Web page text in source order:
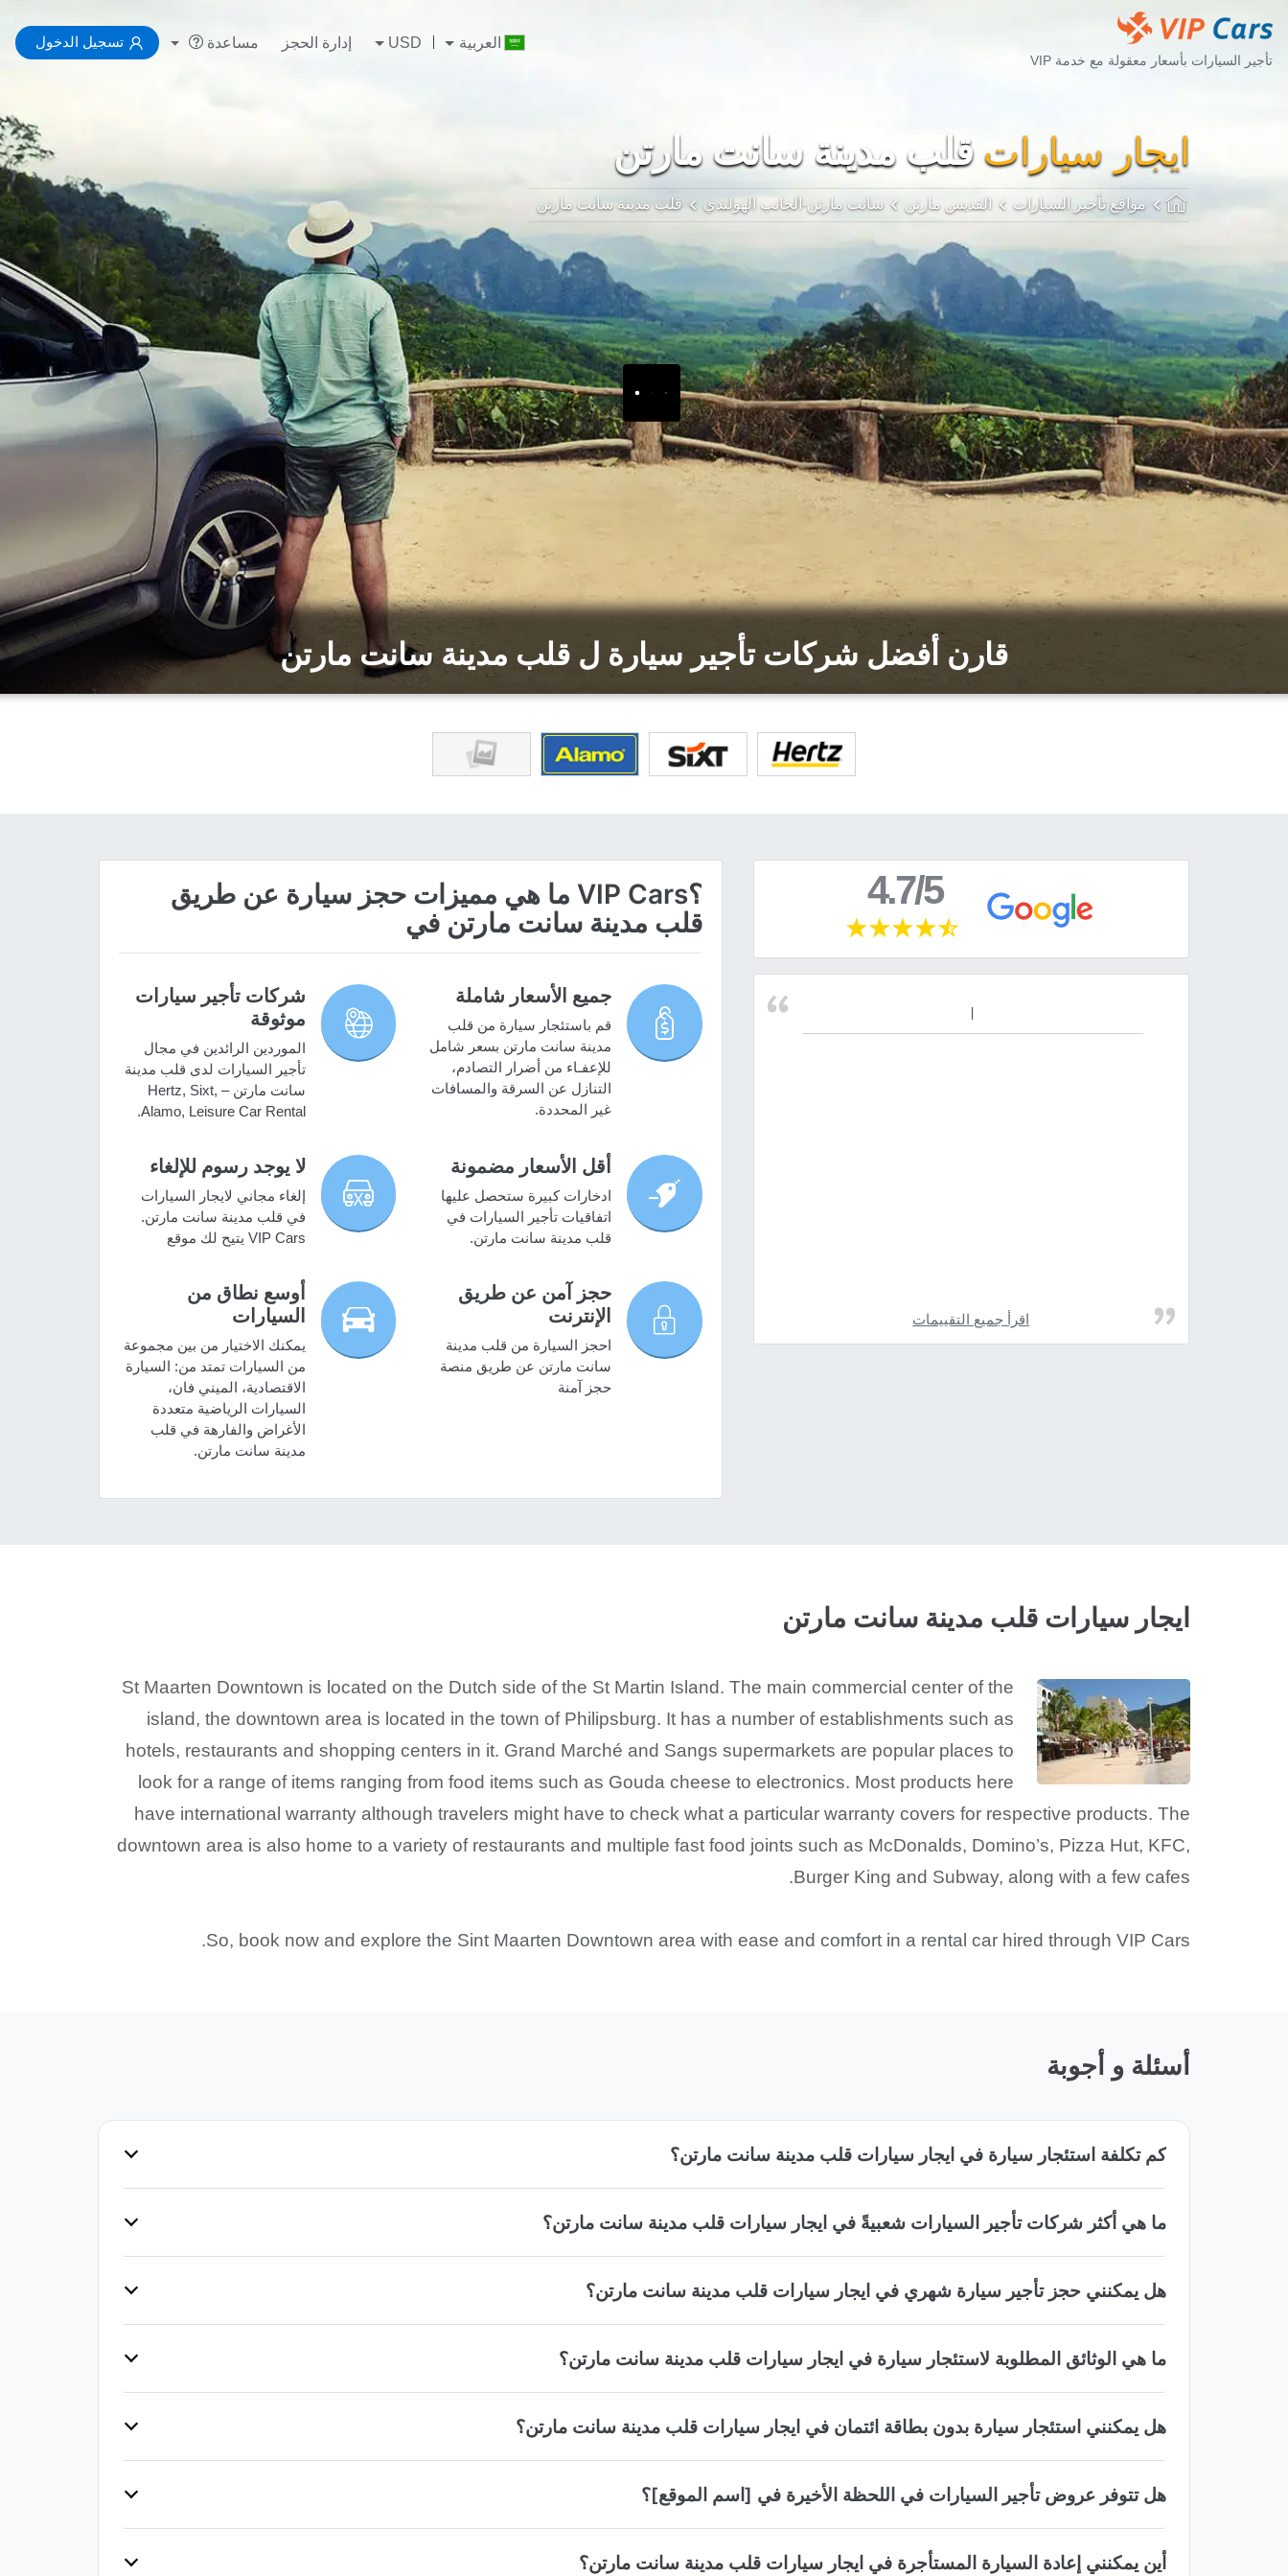
تأجير السيارات بأسعار معقولة مع خدمة VIP
العربية USD إدارة الحجز مساعدة تسجيل الدخول
ايجار سيارات قلب مدينة سانت مارتن
مواقع تأجير السيارات القديس مارتن سانت مارتن-الجانب الهولندي قلب مدينة سانت مارتن
قارن أفضل شركات تأجير سيارة ل قلب مدينة سانت مارتن
4.7/5
اقرأ جميع التقييمات
؟VIP Cars ما هي مميزات حجز سيارة عن طريق
قلب مدينة سانت مارتن في
جميع الأسعار شاملة
قم باستئجار سيارة من قلب
مدينة سانت مارتن بسعر شامل
للإعفـاء من أضرار التصادم،
التنازل عن السرقة والمسافات
غير المحددة.
شركات تأجير سيارات
موثوقة
الموردين الرائدين في مجال
تأجير السيارات لدى قلب مدينة
سانت مارتن – Hertz, Sixt,
Alamo, Leisure Car Rental.
أقل الأسعار مضمونة
ادخارات كبيرة ستحصل عليها
اتفاقيات تأجير السيارات في
قلب مدينة سانت مارتن.
لا يوجد رسوم للإلغاء
إلغاء مجاني لايجار السيارات
في قلب مدينة سانت مارتن.
VIP Cars يتيح لك موقع
حجز آمن عن طريق
الإنترنت
احجز السيارة من قلب مدينة
سانت مارتن عن طريق منصة
حجز آمنة
أوسع نطاق من
السيارات
يمكنك الاختيار من بين مجموعة
من السيارات تمتد من: السيارة
الاقتصادية، الميني فان،
السيارات الرياضية متعددة
الأغراض والفارهة في قلب
مدينة سانت مارتن.
ايجار سيارات قلب مدينة سانت مارتن
St Maarten Downtown is located on the Dutch side of the St Martin Island. The main commercial center of the
island, the downtown area is located in the town of Philipsburg. It has a number of establishments such as
hotels, restaurants and shopping centers in it. Grand Marché and Sangs supermarkets are popular places to
look for a range of items ranging from food items such as Gouda cheese to electronics. Most products here
have international warranty although travelers might have to check what a particular warranty covers for respective products. The
downtown area is also home to a variety of restaurants and multiple fast food joints such as McDonalds, Domino’s, Pizza Hut, KFC,
Burger King and Subway, along with a few cafes.
So, book now and explore the Sint Maarten Downtown area with ease and comfort in a rental car hired through VIP Cars.
أسئلة و أجوبة
كم تكلفة استئجار سيارة في ايجار سيارات قلب مدينة سانت مارتن؟
ما هي أكثر شركات تأجير السيارات شعبيةً في ايجار سيارات قلب مدينة سانت مارتن؟
هل يمكنني حجز تأجير سيارة شهري في ايجار سيارات قلب مدينة سانت مارتن؟
ما هي الوثائق المطلوبة لاستئجار سيارة في ايجار سيارات قلب مدينة سانت مارتن؟
هل يمكنني استئجار سيارة بدون بطاقة ائتمان في ايجار سيارات قلب مدينة سانت مارتن؟
هل تتوفر عروض تأجير السيارات في اللحظة الأخيرة في [اسم الموقع]؟
أين يمكنني إعادة السيارة المستأجرة في ايجار سيارات قلب مدينة سانت مارتن؟